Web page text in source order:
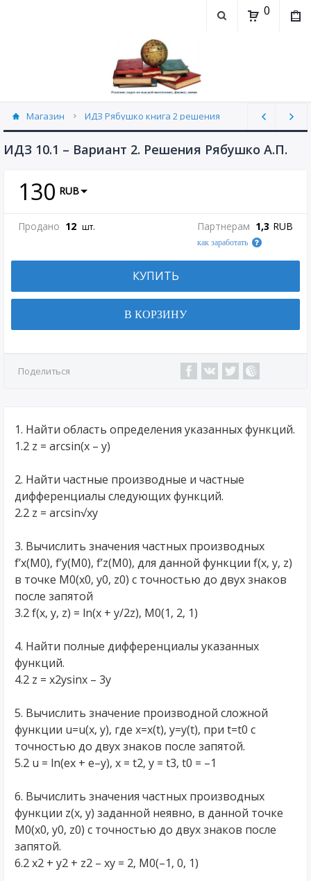
0
Магазин
ИДЗ Рябушко книга 2 решения
ИДЗ 10.1 часть 2 Рябушко (30)
ИДЗ 10.1 – Вариант 2. Решения Рябушко А.П.
130 RUB
Продано 12 шт. Партнерам 1,3 RUB
как заработать
КУПИТЬ
В КОРЗИНУ
Поделиться
1. Найти область определения указанных функций.
1.2 z = arcsin(x – y)
2. Найти частные производные и частные
дифференциалы следующих функций.
2.2 z = arcsin√xy
3. Вычислить значения частных производных
f’x(M0), f’y(M0), f’z(M0), для данной функции f(x, y, z)
в точке M0(x0, y0, z0) с точностью до двух знаков
после запятой
3.2 f(x, y, z) = ln(x + y/2z), M0(1, 2, 1)
4. Найти полные дифференциалы указанных
функций.
4.2 z = x2ysinx – 3y
5. Вычислить значение производной сложной
функции u=u(x, y), где x=x(t), y=y(t), при t=t0 с
точностью до двух знаков после запятой.
5.2 u = ln(ex + e–y), x = t2, y = t3, t0 = –1
6. Вычислить значения частных производных
функции z(x, y) заданной неявно, в данной точке
M0(x0, y0, z0) с точностью до двух знаков после
запятой.
6.2 x2 + y2 + z2 – xy = 2, M0(–1, 0, 1)